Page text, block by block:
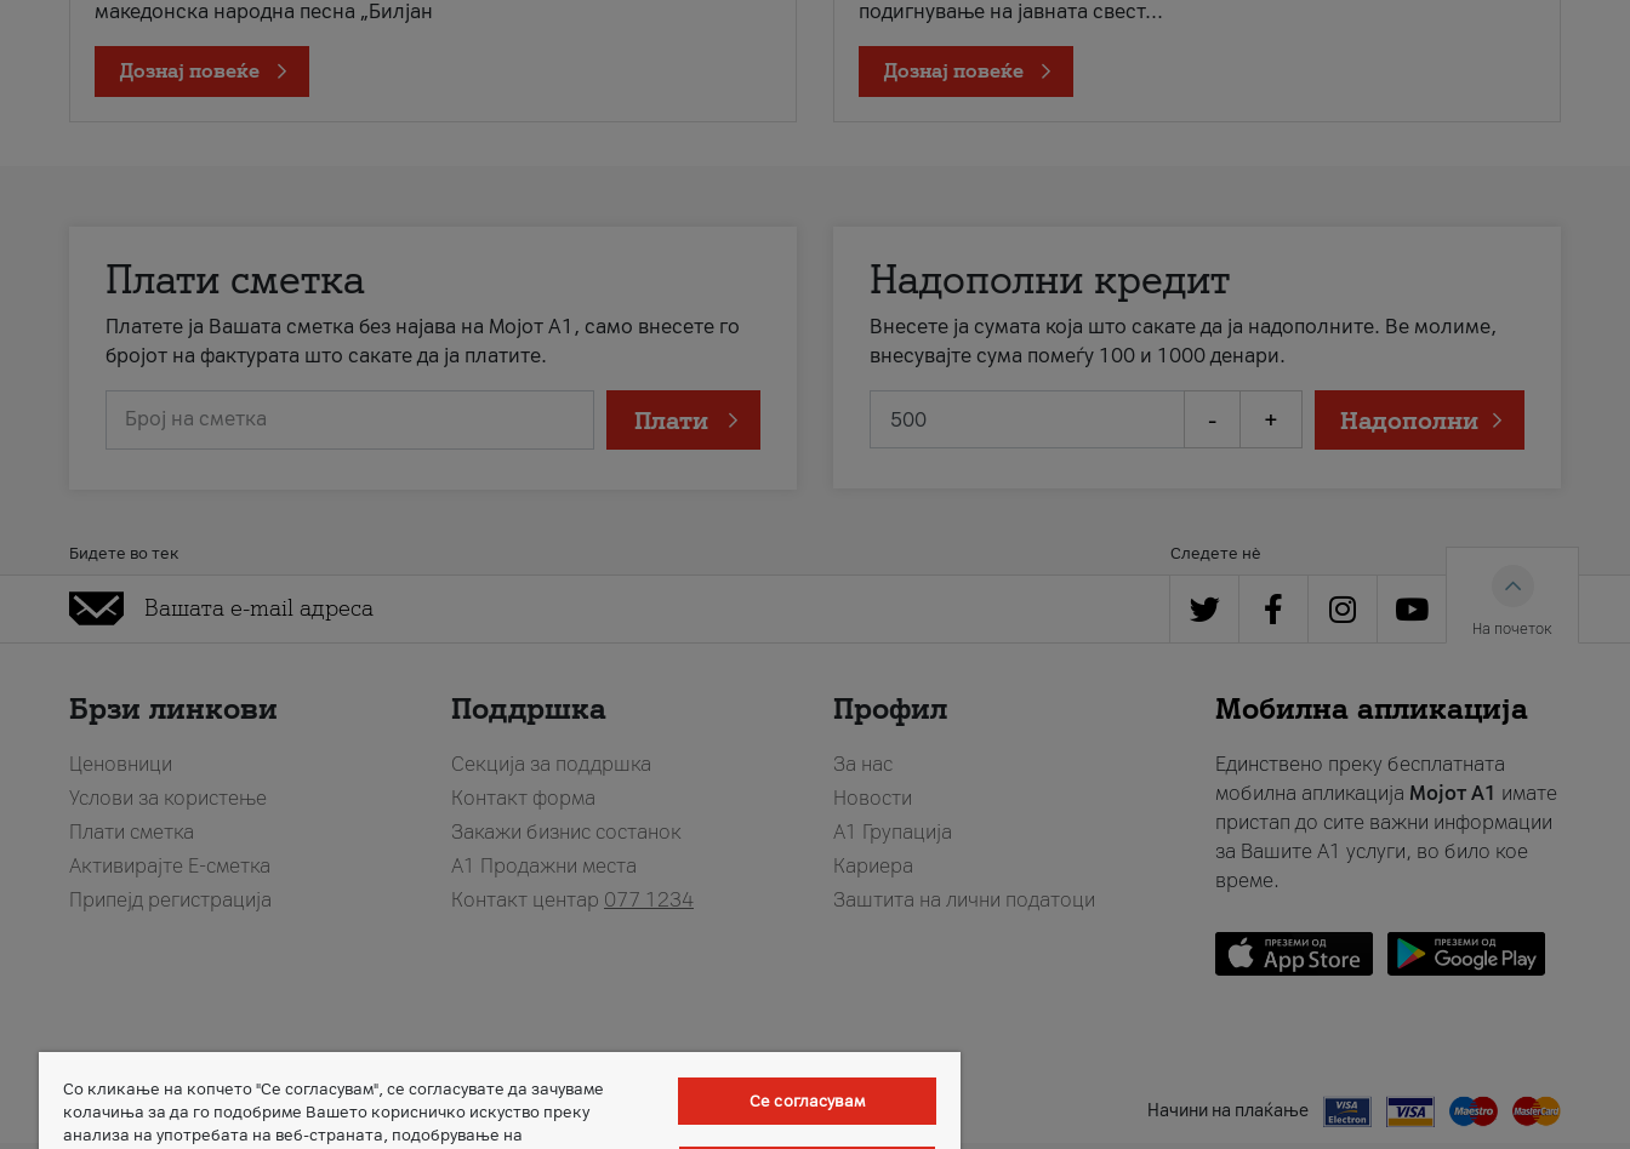
македонска народна песна „Билјан
Дознај повеќе
подигнување на јавната свест...
Дознај повеќе
Плати сметка
Платете ја Вашата сметка без најава на Мојот А1, само внесете го
бројот на фактурата што сакате да ја платите.
Број на сметка Плати
Надополни кредит
Внесете ја сумата која што сакате да ја надополните. Ве молиме,
внесувајте сума помеѓу 100 и 1000 денари.
- + Надополни
Бидете во тек Следете нè
На почеток
Брзи линкови
Ценовници
Услови за користење
Плати сметка
Активирајте Е-сметка
Припејд регистрација
Поддршка
Секција за поддршка
Контакт форма
Закажи бизнис состанок
A1 Продажни места
Контакт центар 077 1234
Профил
За нас
Новости
А1 Групација
Кариера
Заштита на лични податоци
Мобилна апликација
Единствено преку бесплатната
мобилна апликација Мојот A1 имате
пристап до сите важни информации
за Вашите A1 услуги, во било кое
време.
Member of Начини на плаќање
Со кликање на копчето "Се согласувам", се согласувате да зачуваме
колачиња за да го подобриме Вашето корисничко искуство преку
анализа на употребата на веб-страната, подобрување на
Се согласувам